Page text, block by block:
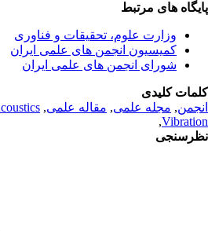
های مرتبط
وزارت علوم، تحقیقات و فناوری
کمیسیون انجمن های علمی ایران
شورای انجمن های علمی ایران
کلیدی
,مجله علمی, مقاله علمی,
Acoustics
,